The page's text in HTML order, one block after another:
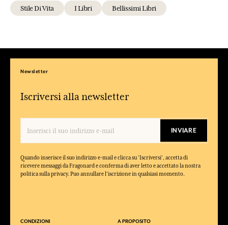
Stile Di Vita I Libri Bellissimi Libri
Newsletter
Iscriversi alla newsletter
INVIARE
Quando inserisce il suo indirizzo e-mail e clicca su 'Iscriversi', accetta di
ricevere messaggi da Fragonard e conferma di aver letto e accettato la nostra
politica sulla privacy. Puo annullare l'iscrizione in qualsiasi momento.
CONDIZIONI A PROPOSITO